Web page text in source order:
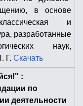
в основе
и
разработанные
наук,
Г. Скачать
:
по
деятельности